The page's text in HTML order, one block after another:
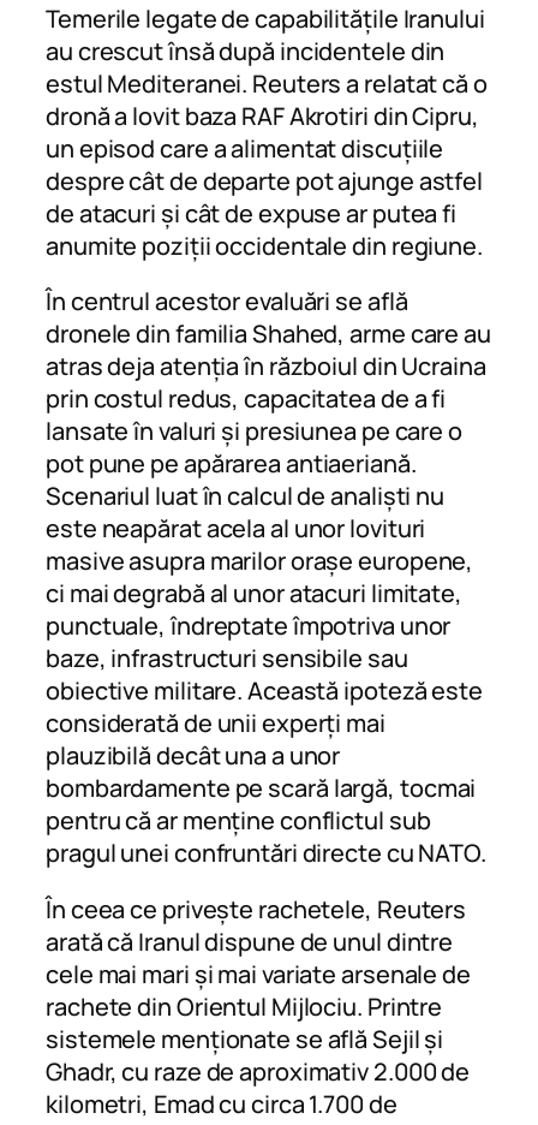
Temerile legate de capabilitățile Iranului
au crescut însă după incidentele din
estul Mediteranei. Reuters a relatat că o
dronă a lovit baza RAF Akrotiri din Cipru,
un episod care a alimentat discuțiile
despre cât de departe pot ajunge astfel
de atacuri și cât de expuse ar putea fi
anumite poziții occidentale din regiune.
În centrul acestor evaluări se află
dronele din familia Shahed, arme care au
atras deja atenția în războiul din Ucraina
prin costul redus, capacitatea de a fi
lansate în valuri și presiunea pe care o
pot pune pe apărarea antiaeriană.
Scenariul luat în calcul de analiști nu
este neapărat acela al unor lovituri
masive asupra marilor orașe europene,
ci mai degrabă al unor atacuri limitate,
punctuale, îndreptate împotriva unor
baze, infrastructuri sensibile sau
obiective militare. Această ipoteză este
considerată de unii experți mai
plauzibilă decât una a unor
bombardamente pe scară largă, tocmai
pentru că ar menține conflictul sub
pragul unei confruntări directe cu NATO.
În ceea ce privește rachetele, Reuters
arată că Iranul dispune de unul dintre
cele mai mari și mai variate arsenale de
rachete din Orientul Mijlociu. Printre
sistemele menționate se află Sejil și
Ghadr, cu raze de aproximativ 2.000 de
kilometri, Emad cu circa 1.700 de